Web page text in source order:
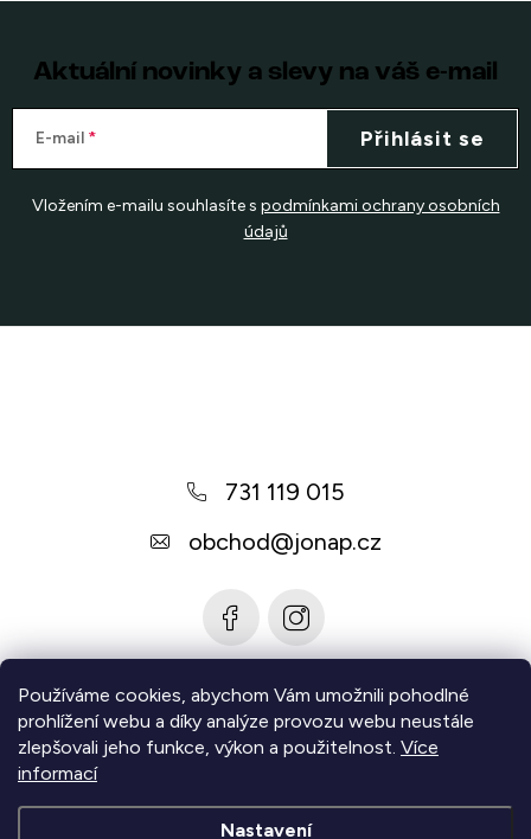
Používáme cookies, abychom Vám umožnili pohodlné
prohlížení webu a díky analýze provozu webu neustále
zlepšovali jeho funkce, výkon a použitelnost. Více
informací
Nastavení
Aktuální novinky a slevy na váš e-mail
E-mail
Vložením e-mailu souhlasíte s podmínkami ochrany osobních
údajů
Přihlásit se
731 119 015
obchod@jonap.cz
Informace pro vás
Zjistěte více